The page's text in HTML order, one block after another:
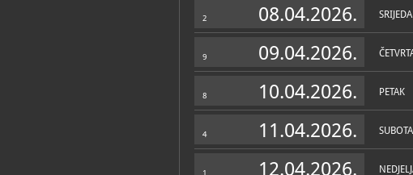
2 08.04.2026. SRIJEDA
9 09.04.2026.
8 10.04.2026. PETAK
4 11.04.2026. SUBOTA
1 12.04.2026.